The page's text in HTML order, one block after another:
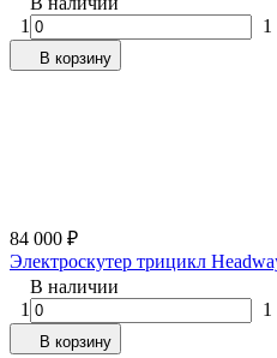
1
1
В корзину
84 000 ₽
Электроскутер трицикл
В наличии
1
1
В корзину